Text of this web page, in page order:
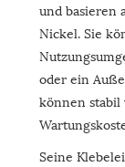
und basieren
Nickel. Sie
oder ein
können stabil
Seine